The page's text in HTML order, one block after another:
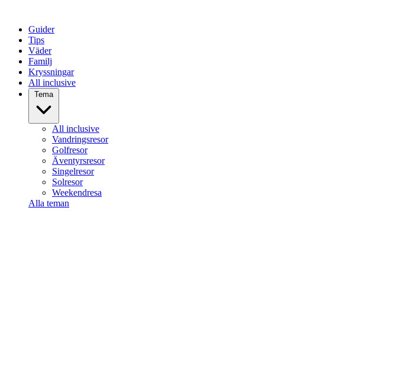
Guider
Tips
Väder
Familj
Kryssningar
All inclusive
Tema
All inclusive
Vandringsresor
Golfresor
Äventyrsresor
Singelresor
Solresor
Weekendresa
Alla teman